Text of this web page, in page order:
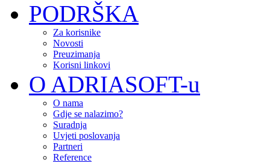
PODRŠKA
Za korisnike
Novosti
Preuzimanja
Korisni linkovi
O ADRIASOFT-u
O nama
Gdje se nalazimo?
Suradnja
Uvjeti poslovanja
Partneri
Reference